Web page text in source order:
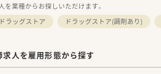
を業種からお探しいただけます。
ドラッグストア ドラッグストア(調剤あり)
人を雇用形態から探す